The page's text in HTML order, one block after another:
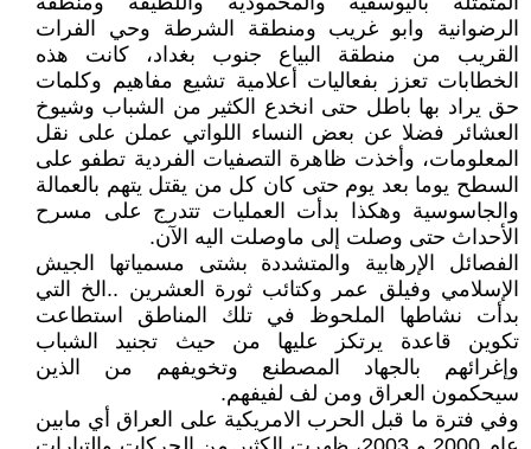
الرضوانية وابو غريب ومنطقة الشرطة وحي الفرات
القريب من منطقة البياع جنوب بغداد، كانت هذه
الخطابات تعزز بفعاليات أعلامية تشيع مفاهيم وكلمات
حق يراد بها باطل حتى انخدع الكثير من الشباب وشيوخ
العشائر فضلا عن بعض النساء اللواتي عملن على نقل
المعلومات، وأخذت ظاهرة التصفيات الفردية تطفو على
السطح يوما بعد يوم حتى كان كل من يقتل يتهم بالعمالة
والجاسوسية وهكذا بدأت العمليات تتدرج على مسرح
الأحداث حتى وصلت إلى ماوصلت اليه الآن.
الفصائل الإرهابية والمتشددة بشتى مسمياتها الجيش
الإسلامي وفيلق عمر وكتائب ثورة العشرين ..الخ التي
بدأت نشاطها الملحوظ في تلك المناطق استطاعت
تكوين قاعدة يرتكز عليها من حيث تجنيد الشباب
وإغرائهم بالجهاد المصطنع وتخويفهم من الذين
سيحكمون العراق ومن لف لفيفهم.
وفي فترة ما قبل الحرب الامريكية على العراق أي مابين